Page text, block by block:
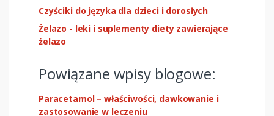
Czyściki do języka dla dzieci i dorosłych
Żelazo - leki i suplementy diety zawierające
żelazo
Powiązane wpisy blogowe:
Paracetamol – właściwości, dawkowanie i
zastosowanie w leczeniu